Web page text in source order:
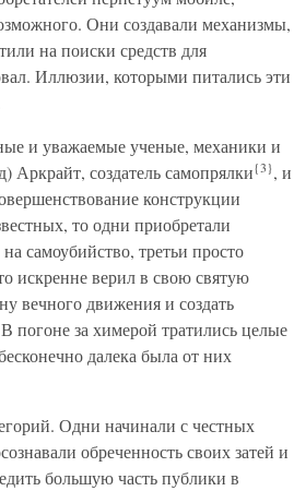
Они создавали механизмы,
на поиски средств для
Иллюзии, которыми питались эти
и уважаемые ученые, механики и
создатель самопрялки{3}, и
конструкции
то одни приобретали
самоубийство, третьи просто
искренне верил в свою святую
вечного движения и создать
погоне за химерой тратились целые
далека была от них
Одни начинали с честных
обреченность своих затей и
большую часть публики в